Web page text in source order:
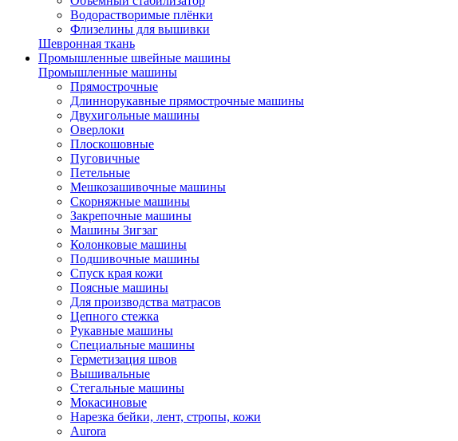
Водорастворимые плёнки
Флизелины для вышивки
Шевронная ткань
Промышленные швейные машины
Промышленные машины
Прямострочные
Длиннорукавные прямострочные машины
Двухигольные машины
Оверлоки
Плоскошовные
Пуговичные
Петельные
Мешкозашивочные машины
Скорняжные машины
Закрепочные машины
Машины Зигзаг
Колонковые машины
Подшивочные машины
Спуск края кожи
Поясные машины
Для производства матрасов
Цепного стежка
Рукавные машины
Специальные машины
Герметизация швов
Вышивальные
Стегальные машины
Мокасиновые
Нарезка бейки, лент, стропы, кожи
Aurora